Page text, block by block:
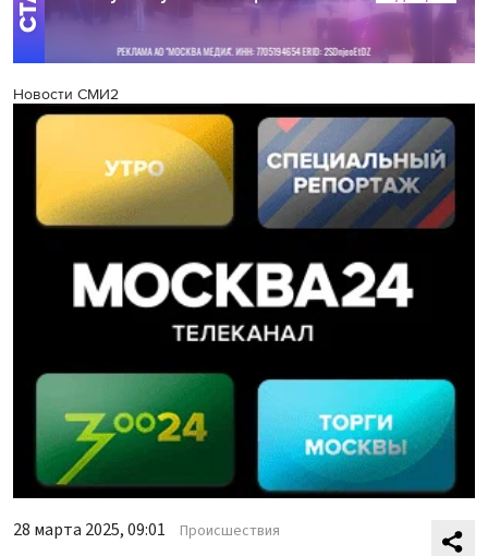
Новости СМИ2
28 марта 2025, 09:01 Происшествия